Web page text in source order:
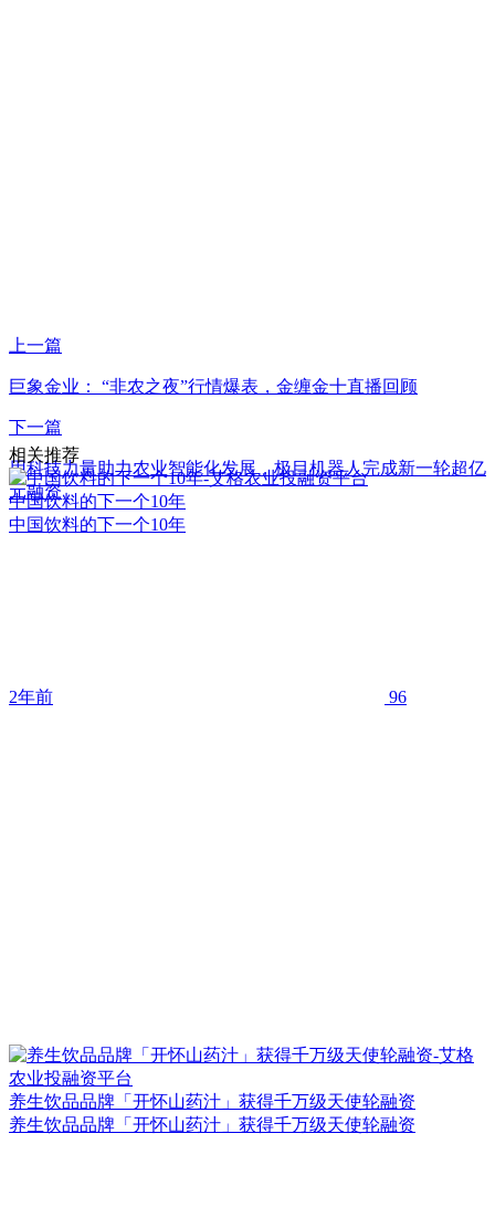
上一篇
巨象金业： “非农之夜”行情爆表，金缠金十直播回顾
下一篇
用科技力量助力农业智能化发展，极目机器人完成新一轮超亿
元融资
相关推荐
中国饮料的下一个10年
中国饮料的下一个10年
2年前 96
养生饮品品牌「开怀山药汁」获得千万级天使轮融资
养生饮品品牌「开怀山药汁」获得千万级天使轮融资